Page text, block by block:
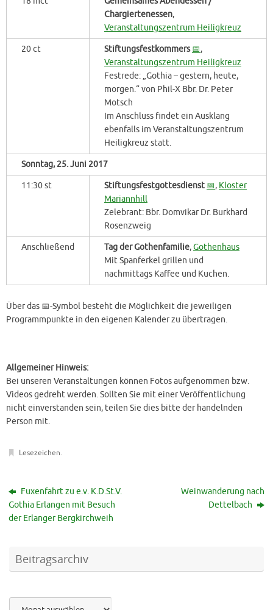
Chargiertenessen,
Veranstaltungszentrum Heiligkreuz
20 ct Stiftungsfestkommers 📅,
Veranstaltungszentrum Heiligkreuz
Festrede: „Gothia – gestern, heute,
morgen.“ von Phil-X Bbr. Dr. Peter
Motsch
Im Anschluss findet ein Ausklang
ebenfalls im Veranstaltungszentrum
Heiligkreuz statt.
Sonntag, 25. Juni 2017
11:30 st Stiftungsfestgottesdienst 📅, Kloster
Mariannhill
Zelebrant: Bbr. Domvikar Dr. Burkhard
Rosenzweig
Anschließend Tag der Gothenfamilie,Gothenhaus
Mit Spanferkel grillen und
nachmittags Kaffee und Kuchen.
Über das 📅-Symbol besteht die Möglichkeit die jeweiligen
Programmpunkte in den eigenen Kalender zu übertragen.
Allgemeiner Hinweis:
Bei unseren Veranstaltungen können Fotos aufgenommen bzw.
Videos gedreht werden. Sollten Sie mit einer Veröffentlichung
nicht einverstanden sein, teilen Sie dies bitte der handelnden
Person mit.
Lesezeichen.
Fuxenfahrt zu e.v. K.D.St.V.
Gothia Erlangen mit Besuch
der Erlanger Bergkirchweih
Weinwanderung nach
Dettelbach
Beitragsarchiv